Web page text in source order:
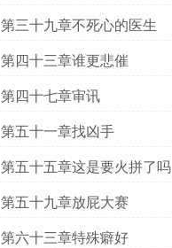
第三十九章不死心的医生
第四十三章谁更悲催
第四十七章审讯
第五十一章找凶手
第五十五章这是要火拼了吗
第五十九章放屁大赛
第六十三章特殊癖好